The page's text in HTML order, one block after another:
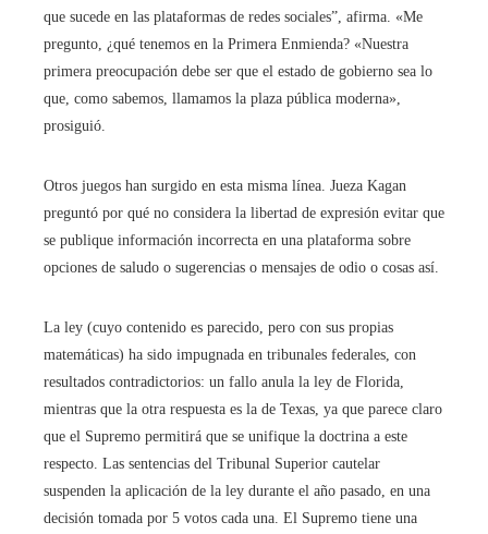
que sucede en las plataformas de redes sociales”, afirma. «Me
pregunto, ¿qué tenemos en la Primera Enmienda? «Nuestra
primera preocupación debe ser que el estado de gobierno sea lo
que, como sabemos, llamamos la plaza pública moderna»,
prosiguió.
Otros juegos han surgido en esta misma línea. Jueza Kagan
preguntó por qué no considera la libertad de expresión evitar que
se publique información incorrecta en una plataforma sobre
opciones de saludo o sugerencias o mensajes de odio o cosas así.
La ley (cuyo contenido es parecido, pero con sus propias
matemáticas) ha sido impugnada en tribunales federales, con
resultados contradictorios: un fallo anula la ley de Florida,
mientras que la otra respuesta es la de Texas, ya que parece claro
que el Supremo permitirá que se unifique la doctrina a este
respecto. Las sentencias del Tribunal Superior cautelar
suspenden la aplicación de la ley durante el año pasado, en una
decisión tomada por 5 votos cada una. El Supremo tiene una